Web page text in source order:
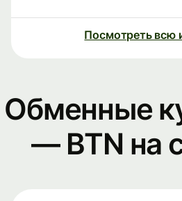
Посмотреть всю
Обменные
— BTN на